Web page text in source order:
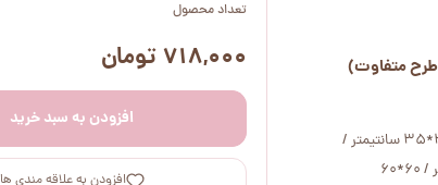
تعداد محصول
۷۱۸,۰۰۰ تومان
افزودن به سبد خرید
افزودن به علاقه مندی ها
طرح متفاوت)
در چهار سایز موجود است: 35*35 سانتیمتر /
40*40 سانتیمتر / 45*45 سانتیمتر / 60*60